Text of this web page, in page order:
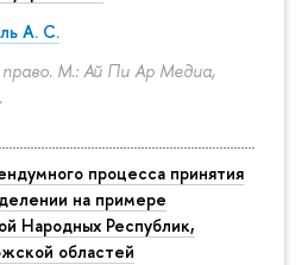
А. С.
право. М.: Ай Пи Ар Медиа,
процесса принятия
на примере
Народных Республик,
областей